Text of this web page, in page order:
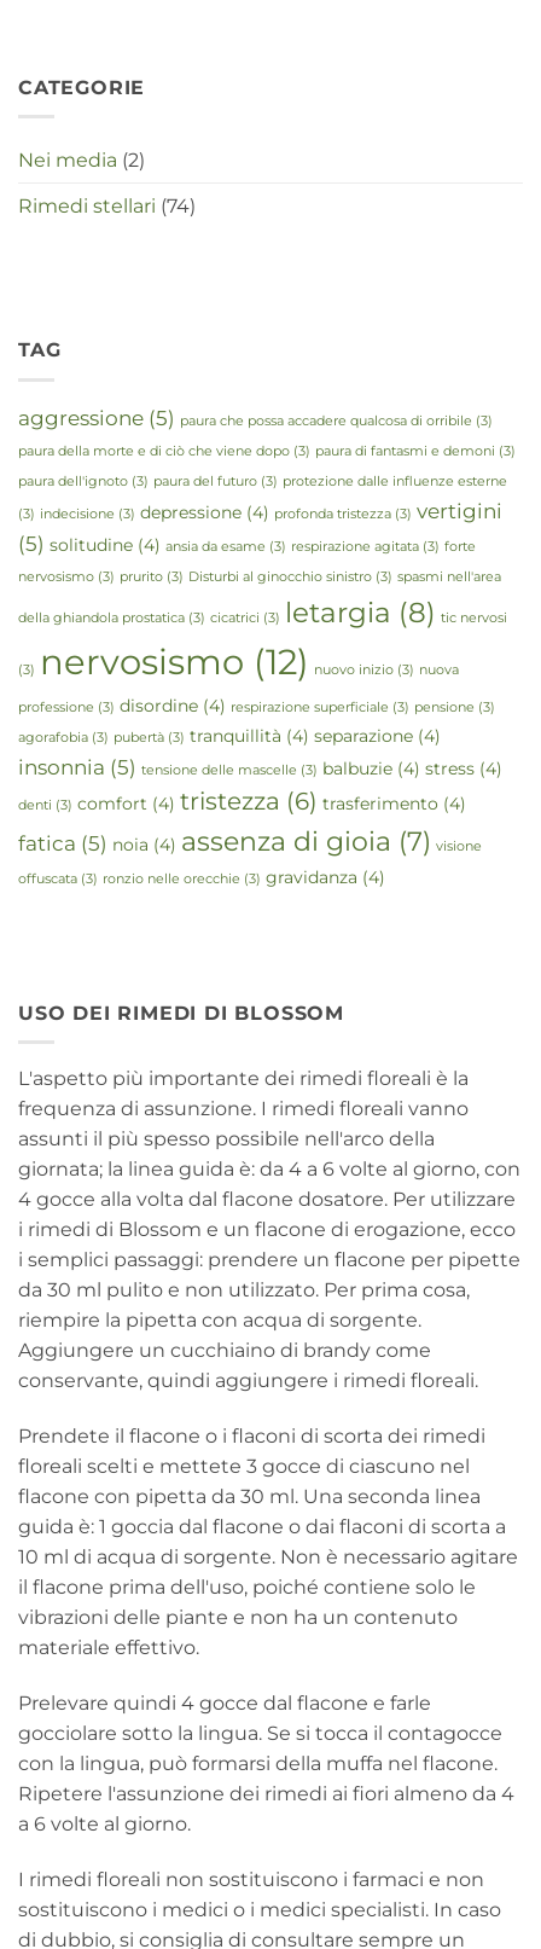
CATEGORIE
Nei media (2)
Rimedi stellari (74)
TAG
aggressione (5) paura che possa accadere qualcosa di orribile (3)
paura della morte e di ciò che viene dopo (3) paura di fantasmi e demoni (3)
paura dell'ignoto (3) paura del futuro (3) protezione dalle influenze esterne
(3) indecisione (3) depressione (4) profonda tristezza (3) vertigini
(5) solitudine (4) ansia da esame (3) respirazione agitata (3) forte
nervosismo (3) prurito (3) Disturbi al ginocchio sinistro (3) spasmi nell'area
della ghiandola prostatica (3) cicatrici (3) letargia (8) tic nervosi
(3) nervosismo (12) nuovo inizio (3) nuova
professione (3) disordine (4) respirazione superficiale (3) pensione (3)
agorafobia (3) pubertà (3) tranquillità (4) separazione (4)
insonnia (5) tensione delle mascelle (3) balbuzie (4) stress (4)
denti (3) comfort (4) tristezza (6) trasferimento (4)
fatica (5) noia (4) assenza di gioia (7) visione
offuscata (3) ronzio nelle orecchie (3) gravidanza (4)
USO DEI RIMEDI DI BLOSSOM
L'aspetto più importante dei rimedi floreali è la
frequenza di assunzione. I rimedi floreali vanno
assunti il più spesso possibile nell'arco della
giornata; la linea guida è: da 4 a 6 volte al giorno, con
4 gocce alla volta dal flacone dosatore. Per utilizzare
i rimedi di Blossom e un flacone di erogazione, ecco
i semplici passaggi: prendere un flacone per pipette
da 30 ml pulito e non utilizzato. Per prima cosa,
riempire la pipetta con acqua di sorgente.
Aggiungere un cucchiaino di brandy come
conservante, quindi aggiungere i rimedi floreali.
Prendete il flacone o i flaconi di scorta dei rimedi
floreali scelti e mettete 3 gocce di ciascuno nel
flacone con pipetta da 30 ml. Una seconda linea
guida è: 1 goccia dal flacone o dai flaconi di scorta a
10 ml di acqua di sorgente. Non è necessario agitare
il flacone prima dell'uso, poiché contiene solo le
vibrazioni delle piante e non ha un contenuto
materiale effettivo.
Prelevare quindi 4 gocce dal flacone e farle
gocciolare sotto la lingua. Se si tocca il contagocce
con la lingua, può formarsi della muffa nel flacone.
Ripetere l'assunzione dei rimedi ai fiori almeno da 4
a 6 volte al giorno.
I rimedi floreali non sostituiscono i farmaci e non
sostituiscono i medici o i medici specialisti. In caso
di dubbio, si consiglia di consultare sempre un